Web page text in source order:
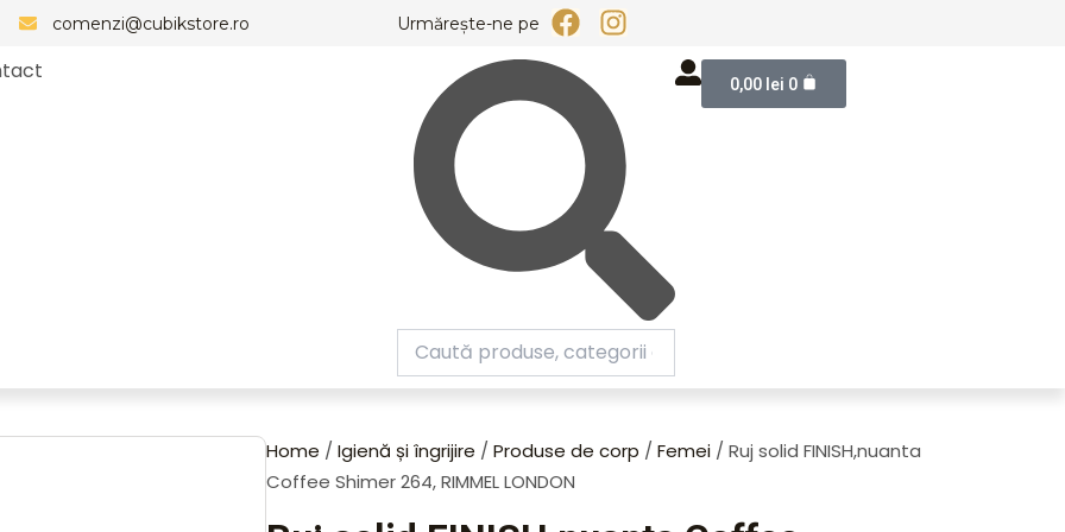
comenzi@cubikstore.ro Urmărește-ne pe
F
c
b
o
k
I
t
a
g
r
a
m
Caută 0,00lei 0
Cart
Home / Igienă și îngrijire / Produse de corp / Femei / Ruj solid FINISH,nuanta
Coffee Shimer 264, RIMMEL LONDON